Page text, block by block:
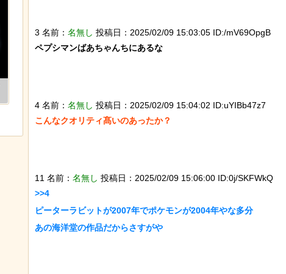
3 名前： 名無し 投稿日：2025/02/09 15:03:05 ID:/mV69OpgB
ペプシマンばあちゃんちにあるな
4 名前： 名無し 投稿日：2025/02/09 15:04:02 ID:uYIBb47z7
こんなクオリティ髙いのあったか？
11 名前： 名無し 投稿日：2025/02/09 15:06:00 ID:0j/SKFWkQ
>>4
ピーターラビットが2007年でポケモンが2004年やな多分
あの海洋堂の作品だからさすがや
イフハックが話題にｗ